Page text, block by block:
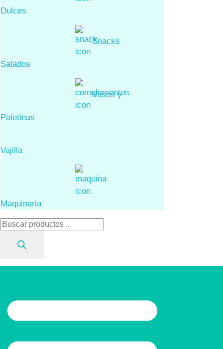
Dulces
Snacks
Salados
Vasos y
Paletinas
Vajilla
Maquinaria
Búsqueda
productos